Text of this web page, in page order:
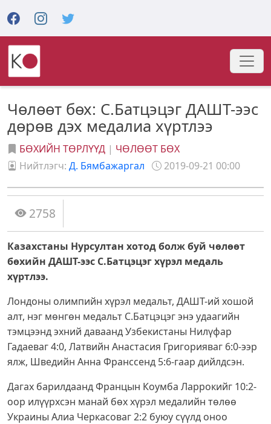
Чөлөөт бөх: С.Батцэцэг ДАШТ-ээс
дөрөв дэх медалиа хүртлээ
БӨХИЙН ТӨРЛҮҮД | ЧӨЛӨӨТ БӨХ
Нийтлэгч: Д. Бямбажаргал 2019-09-21 00:00
2758
Казахстаны Нурсултан хотод болж буй чөлөөт
бөхийн ДАШТ-ээс С.Батцэцэг хүрэл медаль
хүртлээ.
Лондоны олимпийн хүрэл медальт, ДАШТ-ий хошой
алт, нэг мөнгөн медальт С.Батцэцэг энэ удаагийн
тэмцээнд эхний даваанд Узбекистаны Нилүфар
Гадаеваг 4:0, Латвийн Анастасия Григорияваг 6:0-ээр
ялж, Шведийн Анна Франссенд 5:6-гаар дийлдсэн.
Дагах барилдаанд Францын Коумба Ларрокийг 10:2-
оор илүүрхсэн манай бөх хүрэл медалийн төлөө
Украины Алиа Черкасоваг 2:2 буюу сүүлд оноо